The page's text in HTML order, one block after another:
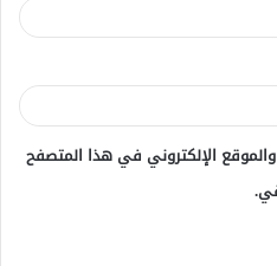
الإلكتروني في هذا المتصفح